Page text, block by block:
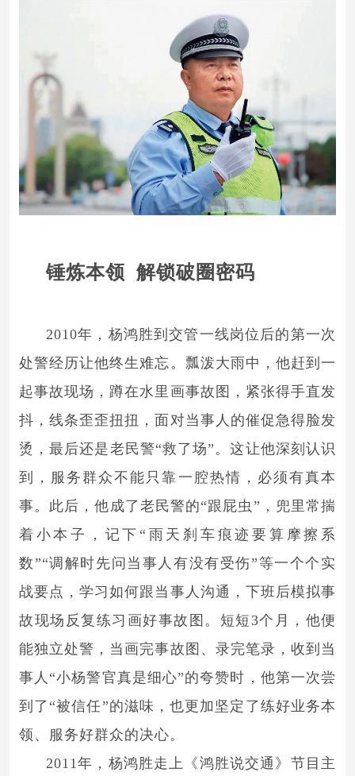
锤炼本领 解锁破圈密码
2010年，杨鸿胜到交管一线岗位后的第一次
处警经历让他终生难忘。瓢泼大雨中，他赶到一
起事故现场，蹲在水里画事故图，紧张得手直发
抖，线条歪歪扭扭，面对当事人的催促急得脸发
烫，最后还是老民警“救了场”。这让他深刻认识
到，服务群众不能只靠一腔热情，必须有真本
事。此后，他成了老民警的“跟屁虫”，兜里常揣
着小本子，记下“雨天刹车痕迹要算摩擦系
数”“调解时先问当事人有没有受伤”等一个个实
战要点，学习如何跟当事人沟通，下班后模拟事
故现场反复练习画好事故图。短短3个月，他便
能独立处警，当画完事故图、录完笔录，收到当
事人“小杨警官真是细心”的夸赞时，他第一次尝
到了“被信任”的滋味，也更加坚定了练好业务本
领、服务好群众的决心。
2011年，杨鸿胜走上《鸿胜说交通》节目主